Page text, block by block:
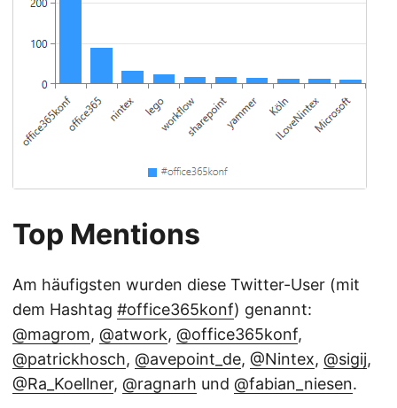
Top Mentions
Am häufigsten wurden diese Twitter-User (mit
dem Hashtag #office365konf) genannt:
@magrom, @atwork, @office365konf,
@patrickhosch, @avepoint_de, @Nintex, @sigij,
@Ra_Koellner, @ragnarh und @fabian_niesen.